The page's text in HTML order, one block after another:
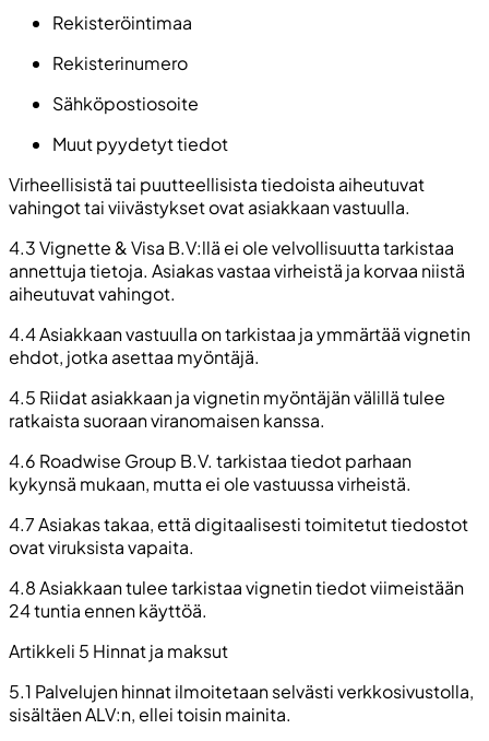
Rekisteröintimaa
Rekisterinumero
Sähköpostiosoite
Muut pyydetyt tiedot
Virheellisistä tai puutteellisista tiedoista aiheutuvat
vahingot tai viivästykset ovat asiakkaan vastuulla.
4.3 Vignette & Visa B.V:llä ei ole velvollisuutta tarkistaa
annettuja tietoja. Asiakas vastaa virheistä ja korvaa niistä
aiheutuvat vahingot.
4.4 Asiakkaan vastuulla on tarkistaa ja ymmärtää vignetin
ehdot, jotka asettaa myöntäjä.
4.5 Riidat asiakkaan ja vignetin myöntäjän välillä tulee
ratkaista suoraan viranomaisen kanssa.
4.6 Roadwise Group B.V. tarkistaa tiedot parhaan
kykynsä mukaan, mutta ei ole vastuussa virheistä.
4.7 Asiakas takaa, että digitaalisesti toimitetut tiedostot
ovat viruksista vapaita.
4.8 Asiakkaan tulee tarkistaa vignetin tiedot viimeistään
24 tuntia ennen käyttöä.
Artikkeli 5 Hinnat ja maksut
5.1 Palvelujen hinnat ilmoitetaan selvästi verkkosivustolla,
sisältäen ALV:n, ellei toisin mainita.